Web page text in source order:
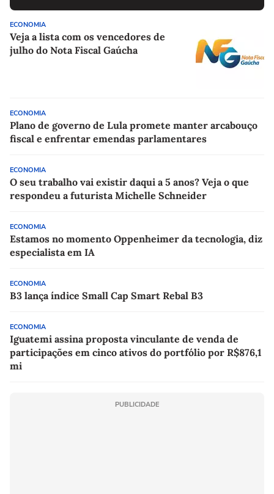
ECONOMIA
Veja a lista com os vencedores de
julho do Nota Fiscal Gaúcha
ECONOMIA
Plano de governo de Lula promete manter arcabouço
fiscal e enfrentar emendas parlamentares
ECONOMIA
O seu trabalho vai existir daqui a 5 anos? Veja o que
respondeu a futurista Michelle Schneider
ECONOMIA
Estamos no momento Oppenheimer da tecnologia, diz
especialista em IA
ECONOMIA
B3 lança índice Small Cap Smart Rebal B3
ECONOMIA
Iguatemi assina proposta vinculante de venda de
participações em cinco ativos do portfólio por R$876,1
mi
PUBLICIDADE